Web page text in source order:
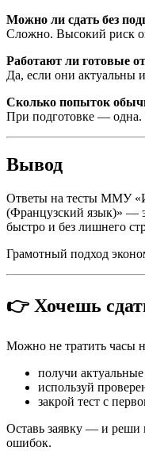
Можно ли сдать без
Сложно. Высокий риск
Работают ли готовые
Да, если они актуальны
Сколько попыток
При подготовке — одна.
Вывод
Ответы на тесты ММУ
(Французский язык)» —
быстро и без лишнего
Грамотный подход
👉 Хочешь
Можно не тратить часы
получи
используй
закрой тест с
Оставь заявку — и реши
ошибок.